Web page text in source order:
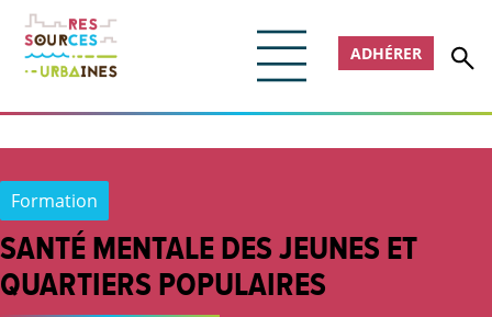
ADHÉRER
Formation
SANTÉ MENTALE DES JEUNES ET
QUARTIERS POPULAIRES